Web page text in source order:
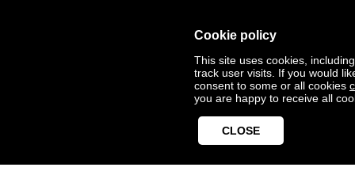
Cookie policy
This site uses cookies,
track user visits. If you would
consent to some or all cookies
you are happy to receive all
CLOSE